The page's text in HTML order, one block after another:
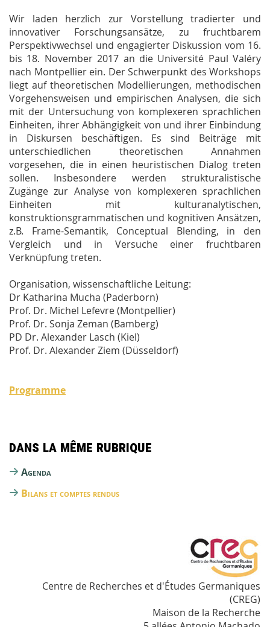
Wir laden herzlich zur Vorstellung tradierter und
innovativer Forschungsansätze, zu fruchtbarem
Perspektivwechsel und engagierter Diskussion vom 16.
bis 18. November 2017 an die Université Paul Valéry
nach Montpellier ein. Der Schwerpunkt des Workshops
liegt auf theoretischen Modellierungen, methodischen
Vorgehensweisen und empirischen Analysen, die sich
mit der Untersuchung von komplexeren sprachlichen
Einheiten, ihrer Abhängigkeit von und ihrer Einbindung
in Diskursen beschäftigen. Es sind Beiträge mit
unterschiedlichen theoretischen Annahmen
vorgesehen, die in einen heuristischen Dialog treten
sollen. Insbesondere werden strukturalistische
Zugänge zur Analyse von komplexeren sprachlichen
Einheiten mit kulturanalytischen,
konstruktionsgrammatischen und kognitiven Ansätzen,
z.B. Frame-Semantik, Conceptual Blending, in den
Vergleich und in Versuche einer fruchtbaren
Verknüpfung treten.
Organisation, wissenschaftliche Leitung:
Dr Katharina Mucha (Paderborn)
Prof. Dr. Michel Lefevre (Montpellier)
Prof. Dr. Sonja Zeman (Bamberg)
PD Dr. Alexander Lasch (Kiel)
Prof. Dr. Alexander Ziem (Düsseldorf)
Programme
Dans la même rubrique
Agenda
Bilans et comptes rendus
Centre de Recherches et d'Études Germaniques
(CREG)
Maison de la Recherche